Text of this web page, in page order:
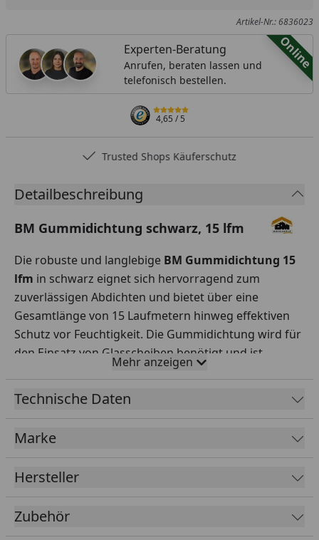
Artikel-Nr.: 6836023
Online
Experten-Beratung
Anrufen, beraten lassen und
telefonisch bestellen.
4,65/ 5
Trusted Shops Käuferschutz
Detailbeschreibung
BM Gummidichtung schwarz, 15 lfm
Die robuste und langlebige BM Gummidichtung 15
lfm in schwarz eignet sich hervorragend zum
zuverlässigen Abdichten und bietet über eine
Gesamtlänge von 15 Laufmetern hinweg effektiven
Schutz vor Feuchtigkeit. Die Gummidichtung wird für
den Einsatz von Glasscheiben benötigt und ist
passend für die BM Systemglas-Serie.
Länge:15 lfm
Mehr anzeigen
Technische Daten
Marke
Hersteller
Zubehör